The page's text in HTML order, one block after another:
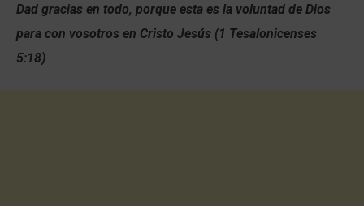
Dad gracias en todo, porque esta es la voluntad de Dios
para con vosotros en Cristo Jesús (1 Tesalonicenses
5:18)